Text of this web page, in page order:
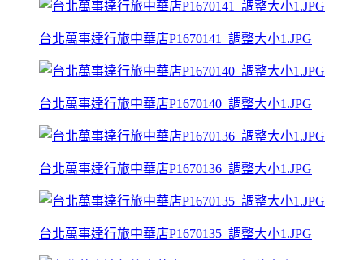
台北萬事達行旅中華店P1670141_調整大小1.JPG
台北萬事達行旅中華店P1670140_調整大小1.JPG
台北萬事達行旅中華店P1670136_調整大小1.JPG
台北萬事達行旅中華店P1670135_調整大小1.JPG